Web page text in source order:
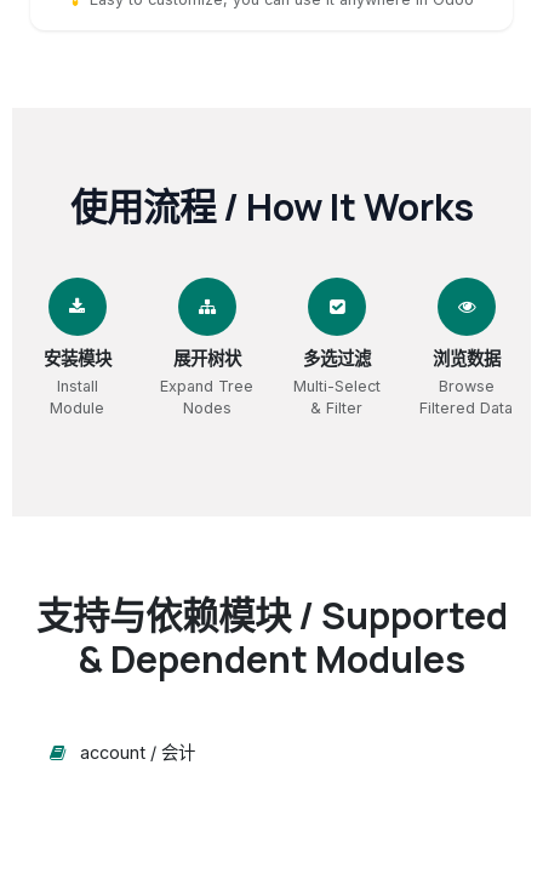
使用流程 / How It Works
安装模块
Install
Module
展开树状
Expand Tree
Nodes
多选过滤
Multi-Select
& Filter
浏览数据
Browse
Filtered Data
支持与依赖模块 / Supported
& Dependent Modules
account / 会计